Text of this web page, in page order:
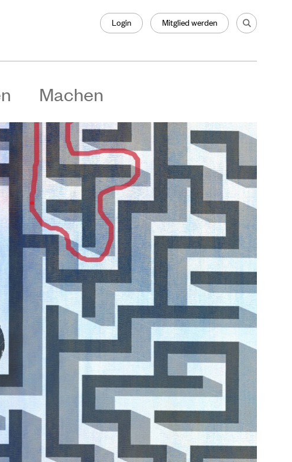
Login Mitglied werden
Machen